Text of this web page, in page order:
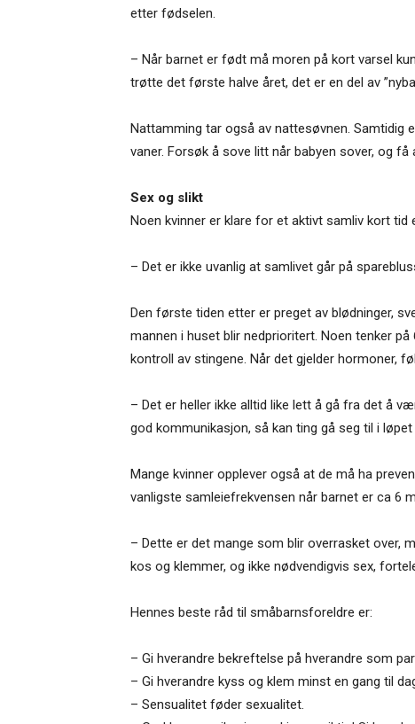
etter fødselen.
– Når barnet er født må moren på kort varsel
trøtte det første halve året, det er en del av
Nattamming tar også av nattesøvnen. Samtidig
vaner. Forsøk å sove litt når babyen sover, og
Sex og slikt
Noen kvinner er klare for et aktivt samliv kort
– Det er ikke uvanlig at samlivet går på
Den første tiden etter er preget av blødninger,
mannen i huset blir nedprioritert. Noen tenker
kontroll av stingene. Når det gjelder hormoner,
– Det er heller ikke alltid like lett å gå fra det å
god kommunikasjon, så kan ting gå seg til i
Mange kvinner opplever også at de må ha
vanligste samleiefrekvensen når barnet er ca 6
– Dette er det mange som blir overrasket over,
kos og klemmer, og ikke nødvendigvis sex,
Hennes beste råd til småbarnsforeldre er:
– Gi hverandre bekreftelse på hverandre som
– Gi hverandre kyss og klem minst en gang til
– Sensualitet føder sexualitet.